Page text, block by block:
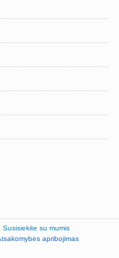
Susisiekite su mumis
apribojimas